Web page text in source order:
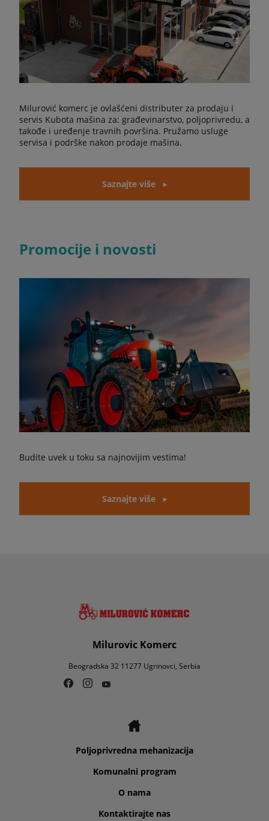
Milurović komerc je ovlašćeni distributer za prodaju i
servis Kubota mašina za: građevinarstvo, poljoprivredu, a
takođe i uređenje travnih površina. Pružamo usluge
servisa i podrške nakon prodaje mašina.
Saznajte više
Promocije i novosti
Budite uvek u toku sa najnovijim vestima!
Saznajte više
Milurovic Komerc
Beogradska 32 11277 Ugrinovci, Serbia
Poljoprivredna mehanizacija
Komunalni program
O nama
Kontaktirajte nas